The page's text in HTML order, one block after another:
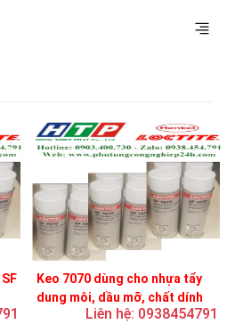
Keo 7070 dùng cho nhựa tẩy
dung môi, dầu mỡ, chất dính
và chất bôi trơnLiên hệ: 0938454791